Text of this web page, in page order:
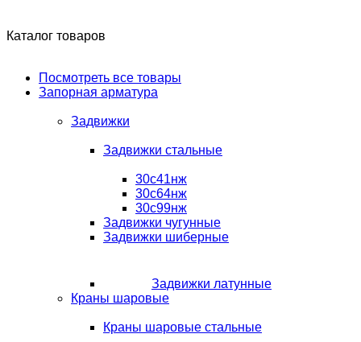
Каталог товаров
Посмотреть все товары
Запорная арматура
Задвижки
Задвижки стальные
30с41нж
30с64нж
30с99нж
Задвижки чугунные
Задвижки шиберные
Задвижки латунные
Краны шаровые
Краны шаровые стальные